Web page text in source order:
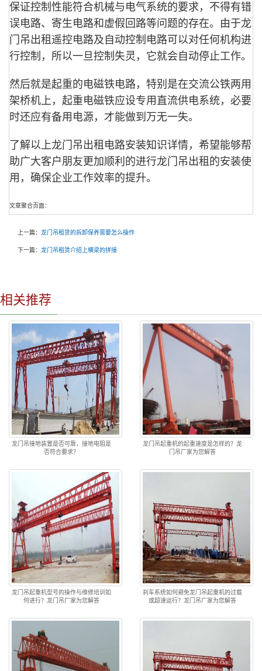
保证控制性能符合机械与电气系统的要求，不得有错
误电路、寄生电路和虚假回路等问题的存在。由于龙
门吊出租遥控电路及自动控制电路可以对任何机构进
行控制，所以一旦控制失灵，它就会自动停止工作。
然后就是起重的电磁铁电路，特别是在交流公铁两用
架桥机上，起重电磁铁应设专用直流供电系统，必要
时还应有备用电源，才能做到万无一失。
了解以上龙门吊出租电路安装知识详情，希望能够帮
助广大客户朋友更加顺利的进行龙门吊出租的安装使
用，确保企业工作效率的提升。
文章聚合页面：
上一篇： 龙门吊租赁的拆卸保养需要怎么操作
下一篇： 龙门吊租赁介绍上横梁的拼接
相关推荐
龙门吊接地装置是否可靠，接地电阻是
否符合要求？
龙门吊起重机的起重速度是怎样的？龙
门吊厂家为您解答
龙门吊起重机型号的操作与维修培训如
何进行？龙门吊厂家为您解答
刹车系统如何避免龙门吊起重机的过载
或超速运行？龙门吊厂家为您解答